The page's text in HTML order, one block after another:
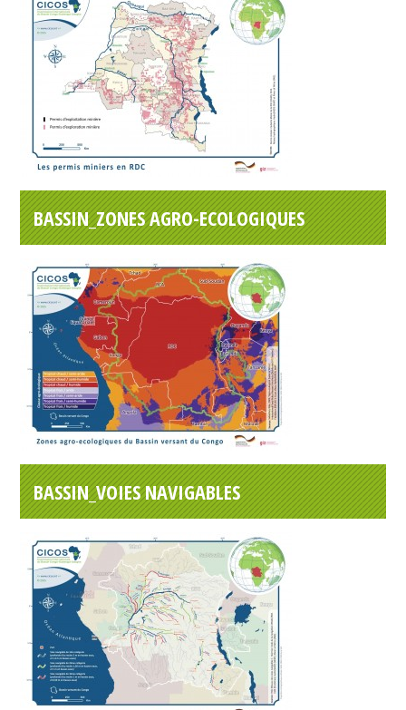
BASSIN_ZONES AGRO-ECOLOGIQUES
BASSIN_VOIES NAVIGABLES